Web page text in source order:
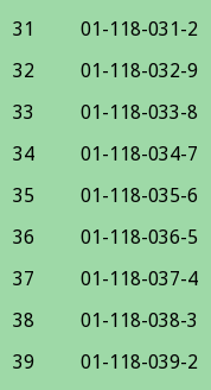
31 01-118-031-2
32
01-118-032-9
33
01-118-033-8
34
01-118-034-7
35
01-118-035-6
36
01-118-036-5
37
01-118-037-4
38
01-118-038-3
39
01-118-039-2